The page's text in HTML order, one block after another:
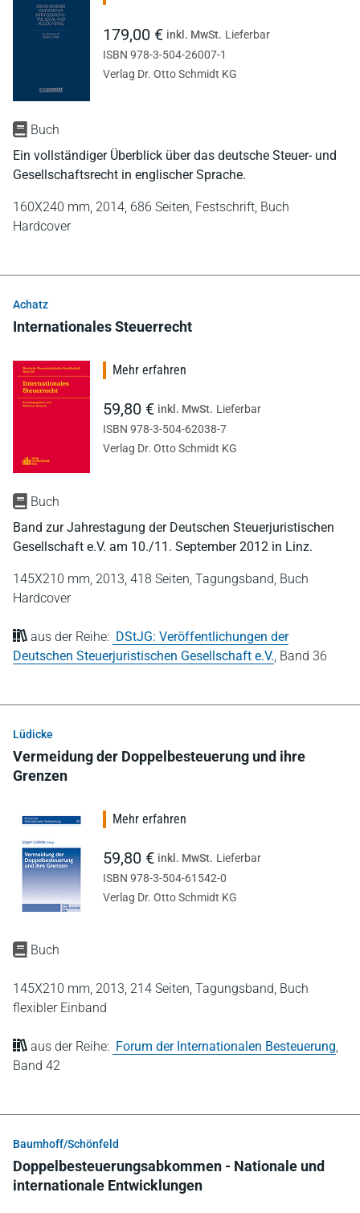
Buch
Ein vollständiger Überblick über das deutsche Steuer- und
Gesellschaftsrecht in englischer Sprache.
160X240 mm, 2014, 686 Seiten, Festschrift, Buch
Hardcover
179,00 € inkl. MwSt. Lieferbar
ISBN 978-3-504-26007-1
Verlag Dr. Otto Schmidt KG
Achatz
Internationales Steuerrecht
Buch
Band zur Jahrestagung der Deutschen Steuerjuristischen
Gesellschaft e.V. am 10./11. September 2012 in Linz.
145X210 mm, 2013, 418 Seiten, Tagungsband, Buch
Hardcover
aus der Reihe: DStJG: Veröffentlichungen der
Deutschen Steuerjuristischen Gesellschaft e.V. Band 36
Mehr erfahren
59,80 € inkl. MwSt. Lieferbar
ISBN 978-3-504-62038-7
Verlag Dr. Otto Schmidt KG
Lüdicke
Vermeidung der Doppelbesteuerung und ihre
Grenzen
Buch
145X210 mm, 2013, 214 Seiten, Tagungsband, Buch
flexibler Einband
aus der Reihe: Forum der Internationalen Besteuerung
Band 42
Mehr erfahren
59,80 € inkl. MwSt. Lieferbar
ISBN 978-3-504-61542-0
Verlag Dr. Otto Schmidt KG
Baumhoff/Schönfeld
Doppelbesteuerungsabkommen - Nationale und
internationale Entwicklungen